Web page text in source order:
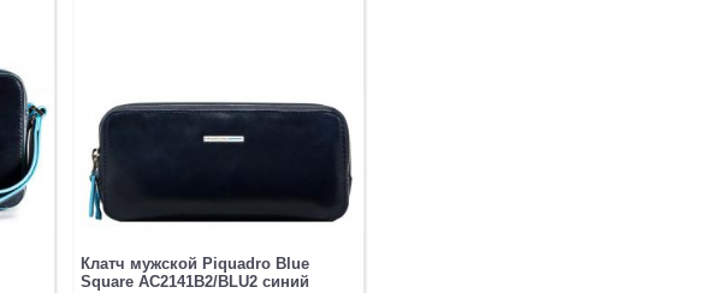
Клатч мужской Piquadro Blue
Square AC2141B2/BLU2 синий